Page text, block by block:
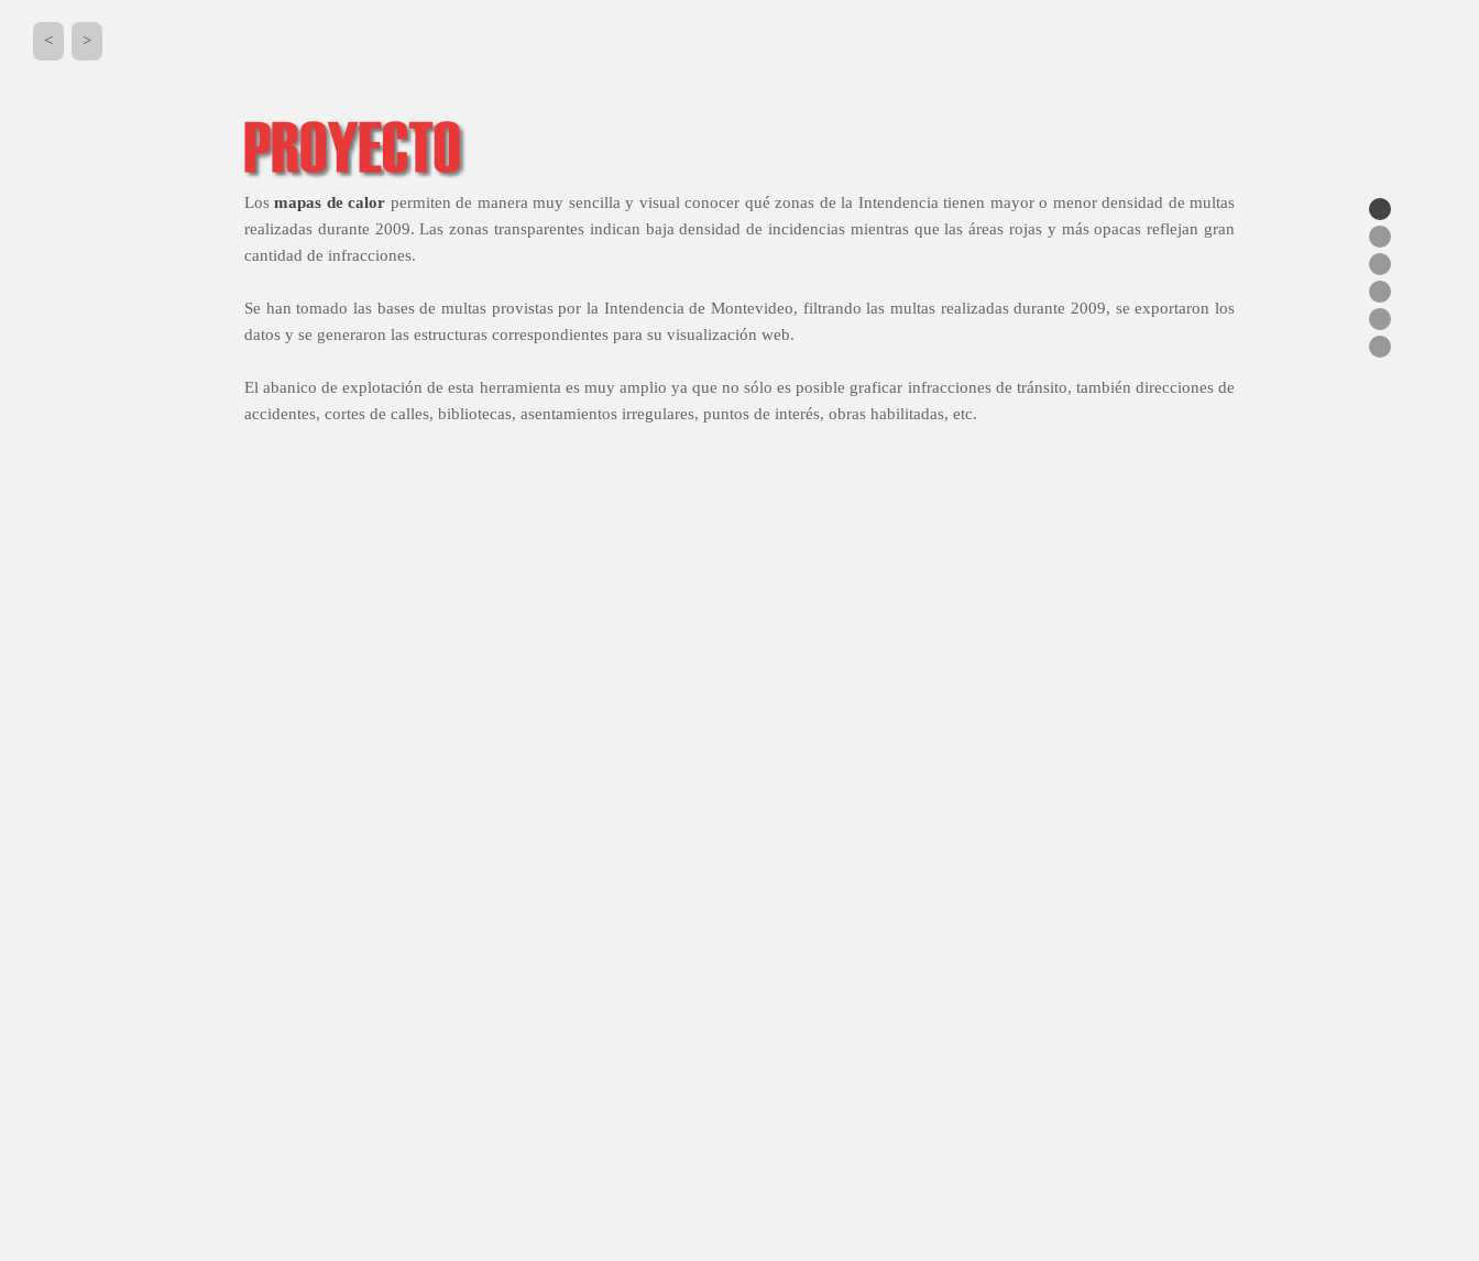
Losmapas de calor permiten de manera muy sencilla y visual conocer qué zonas de la Intendencia tienen mayor o menor densidad de multas
realizadas durante 2009. Las zonas transparentes indican baja densidad de incidencias mientras que las áreas rojas y más opacas reflejan gran
cantidad de infracciones.
Se han tomado las bases de multas provistas por la Intendencia de Montevideo, filtrando las multas realizadas durante 2009, se exportaron los
datos y se generaron las estructuras correspondientes para su visualización web.
El abanico de explotación de esta herramienta es muy amplio ya que no sólo es posible graficar infracciones de tránsito, también direcciones de
accidentes, cortes de calles, bibliotecas, asentamientos irregulares, puntos de interés, obras habilitadas, etc.
< >